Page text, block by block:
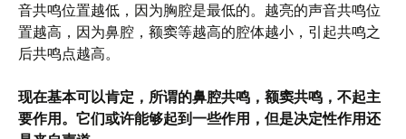
音共鸣位置越低，因为胸腔是最低的。越亮的声音共鸣位
置越高，因为鼻腔，额窦等越高的腔体越小，引起共鸣之
后共鸣点越高。
现在基本可以肯定，所谓的鼻腔共鸣，额窦共鸣，不起主
要作用。它们或许能够起到一些作用，但是决定性作用还